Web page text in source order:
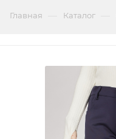
Главная Каталог